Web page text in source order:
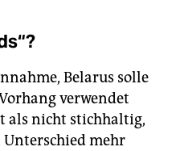
Belarus solle
verwendet
als nicht stichhaltig,
mehr